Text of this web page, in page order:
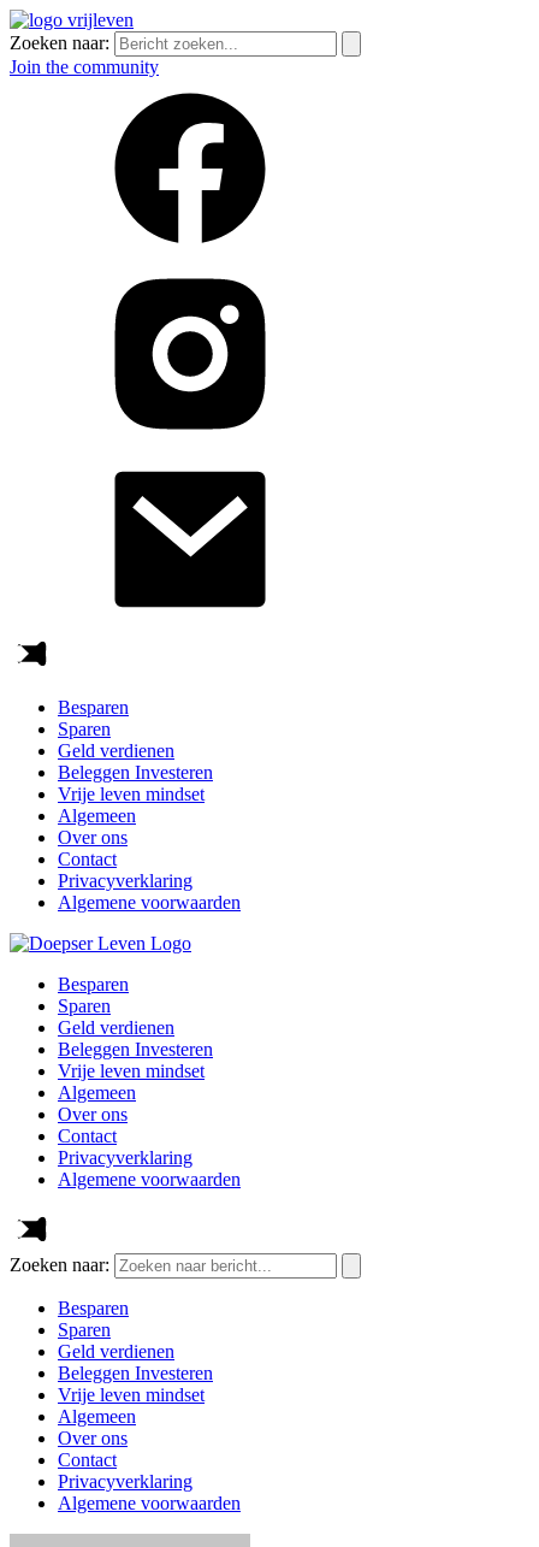
Zoeken naar:
Join the community
Besparen
Sparen
Geld verdienen
Beleggen Investeren
Vrije leven mindset
Algemeen
Over ons
Contact
Privacyverklaring
Algemene voorwaarden
Besparen
Sparen
Geld verdienen
Beleggen Investeren
Vrije leven mindset
Algemeen
Over ons
Contact
Privacyverklaring
Algemene voorwaarden
Zoeken naar:
Besparen
Sparen
Geld verdienen
Beleggen Investeren
Vrije leven mindset
Algemeen
Over ons
Contact
Privacyverklaring
Algemene voorwaarden